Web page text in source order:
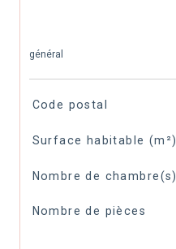
général
TRAD_SIROCCO_Caracteristique
Code postal
Surface habitable (m²)
Nombre de chambre(s)
Nombre de pièces